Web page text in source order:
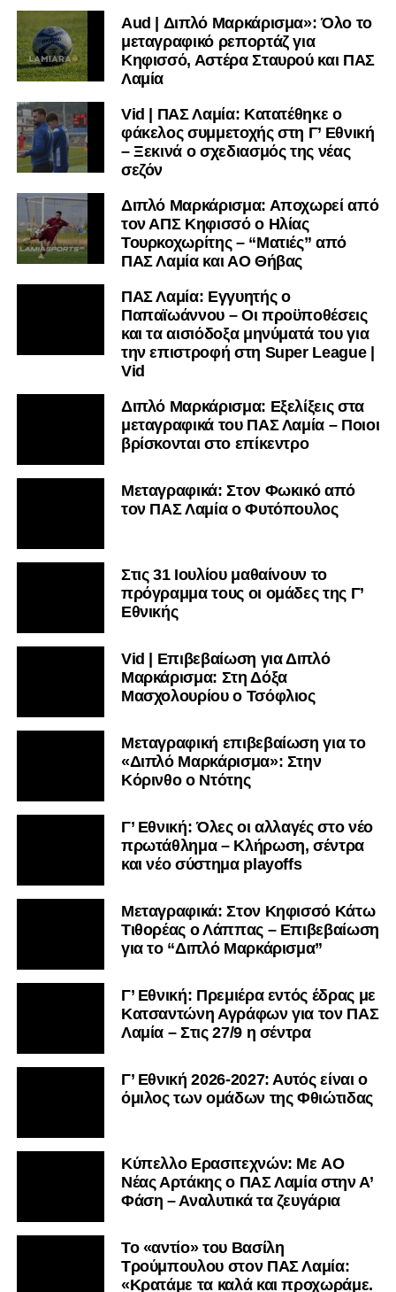
Aud | Διπλό Μαρκάρισμα»: Όλο το
μεταγραφικό ρεπορτάζ για
Κηφισσό, Αστέρα Σταυρού και ΠΑΣ
Λαμία
Vid | ΠΑΣ Λαμία: Κατατέθηκε ο
φάκελος συμμετοχής στη Γ’ Εθνική
– Ξεκινά ο σχεδιασμός της νέας
σεζόν
Διπλό Μαρκάρισμα: Αποχωρεί από
τον ΑΠΣ Κηφισσό ο Ηλίας
Τουρκοχωρίτης – “Ματιές” από
ΠΑΣ Λαμία και ΑΟ Θήβας
ΠΑΣ Λαμία: Εγγυητής ο
Παπαϊωάννου – Οι προϋποθέσεις
και τα αισιόδοξα μηνύματά του για
την επιστροφή στη Super League |
Vid
Διπλό Μαρκάρισμα: Εξελίξεις στα
μεταγραφικά του ΠΑΣ Λαμία – Ποιοι
βρίσκονται στο επίκεντρο
Μεταγραφικά: Στον Φωκικό από
τον ΠΑΣ Λαμία ο Φυτόπουλος
Στις 31 Ιουλίου μαθαίνουν το
πρόγραμμα τους οι ομάδες της Γ’
Εθνικής
Vid | Επιβεβαίωση για Διπλό
Μαρκάρισμα: Στη Δόξα
Μασχολουρίου ο Τσόφλιος
Μεταγραφική επιβεβαίωση για το
«Διπλό Μαρκάρισμα»: Στην
Κόρινθο ο Ντότης
Γ’ Εθνική: Όλες οι αλλαγές στο νέο
πρωτάθλημα – Κλήρωση, σέντρα
και νέο σύστημα playoffs
Μεταγραφικά: Στον Κηφισσό Κάτω
Τιθορέας ο Λάππας – Επιβεβαίωση
για το “Διπλό Μαρκάρισμα”
Γ’ Εθνική: Πρεμιέρα εντός έδρας με
Κατσαντώνη Αγράφων για τον ΠΑΣ
Λαμία – Στις 27/9 η σέντρα
Γ’ Εθνική 2026-2027: Αυτός είναι ο
όμιλος των ομάδων της Φθιώτιδας
Kύπελλο Ερασιτεχνών: Με AO
Nέας Αρτάκης ο ΠΑΣ Λαμία στην Α’
Φάση – Αναλυτικά τα ζευγάρια
Το «αντίο» του Βασίλη
Τρούμπουλου στον ΠΑΣ Λαμία:
«Κρατάμε τα καλά και προχωράμε.